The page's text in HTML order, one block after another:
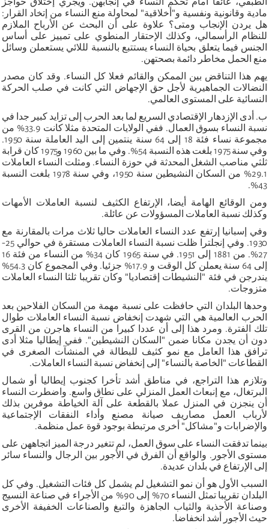
مادية وقانونية ونفسية و"أخلاقية" لمحاولة منع النساء من إتخاد القرار:
هل يردن الإنجاب ومتى؟ علاوة على أن البحث عن الأرباح الملازم
للنظام الرأسمالي، وكذلك الإحتقار المنطوي على تمييز على أساس
الجنس فيما يتعلق بحياة النساء يستتبع بالنسبة لللائي يستعملن وسائل
منع الحمل مخاطر دائمة بصحتهن.
يهم هذا التناقض بين الممكن والقائم فعلا كل النساء. وقد كان مصدر
النضالات الجماهيرية لأجل حق الإجهاض التي كانت في صلب الحركة
النسائية على المستوى العالمي.
ب. أدى الإزدهار الإقتصادي السريع لما بعد الحرب إلى تزايد كبير جدا في
نسبة النساء بسوق العمال. ففي الولايات المتحدة مثلا كانت 33.9% من
مجموعة نساء فئة 18 إلى 64 سنة ينتمين إلى اليد العاملة سنة 1950.
وفي سنة 1975 بلغت هذه النسبة 54%. وفي ما بين 1960 و1975 كان قرابة
ثلثي مناصب الشغل المحدثة في حوزة النساء. ومثلت النساء العاملات
29.1% من السكان النشيطين سنة 1950، وفي سنة 1978 بلغت النسبة
43%.
ومن الوقائع الهامة أيضا، الإرتفاع الكثيف لنسبة العاملات الأمهات
وكذلك نسبة العاملات المسؤولات عن عائلة.
وفي إسبانيا إرتفع عدد النساء العاملات حاليا ثلاث مرات بالمقارنة مع
1930. وفي إنجلترا ظلت نسبة النساء العاملات مستقرة في حوالي 25-
27%. من 1881 إلى 1951. في سنة 1965 كان 34% من النساء من فئة 16
إلى 64 سنة يعملن كل الوقت و 17.9% جزئيا. وفي المجموع كان 54.3%
يندرجن في فئة "النشيطات إقتصاديا" وكان تقريبا ثلثا النساء العاملات
متزوجات.
وحدها البلدان التي حافظت على نسبة مهمة من السكان الفلاحين بعد
الحرب العالمية هي التي شهدت إنخفاض نسبة النساء العاملات طوال
تلك الفترة. ومرد هذا إلى أن عددا كبيرا من النساء هاجرن من القرى
دون أن يجدن مكانا ضمن "السكان النشيطين". ففي إيطاليا مثلا أدى
ترافق هذا العامل مع نمو كثيف للبطالة في المنشآت الصغرى في
القطاعات "الخاصة بالنساء" إلى إنخفاض نسبة النساء العاملات.
وتلازم هذا التراجع، في مناطق أشد تأخرا كجنوب إيطاليا أو شمال
البرتغال، مع إنبعاث العمل المنزلي على نطاق واسع. واضطرت النساء
أن ينجزن في المنزل عملا بالقطعة على آلة الخياطة موفرين بذلك
لأرباب العمل مصاريف صيانة مصنع وأداء النفقات الإجتماعية
والإضرابات و"مشاكل" أخرى مرتبطة بوجود قوة عمل منظمة.
بينما تدفقت النساء على سوق العمل، لم تتغير درجة الميز اتجاههن على
مستوى الأجور. والواقع أن الفرق في الأجور بين الرجال والنساء سائر
إلى الإرتفاع في بلدان عديدة.
السبب الأول هو أن نمو التشغيل لم يشمل كل فئات التشغيل. وفي كل
البلدان تقريبا تمثل النساء 70% إلى 90% من الأجراء في صناعة النسيج
وصناعة الأحذية والثياب الجاهزة والتبغ والصناعات الخفيفة الأخرى
حيث الأجور أشد انخفاضا.